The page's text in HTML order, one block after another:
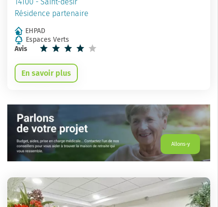
Résidence partenaire
EHPAD
Espaces Verts
Avis
En savoir plus
Allons-y